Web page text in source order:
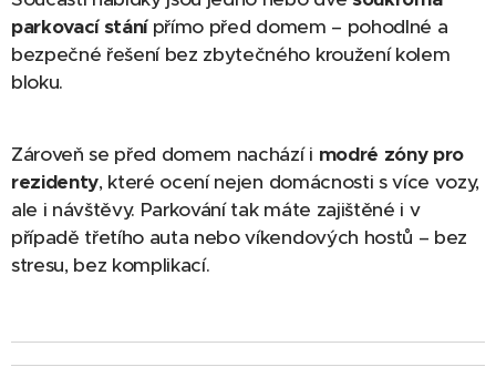
parkovací stánípřímo před domem – pohodlné a
bezpečné řešení bez zbytečného kroužení kolem
bloku.
Zároveň se před domem nachází i modré zóny pro
rezidenty, které ocení nejen domácnosti s více vozy,
ale i návštěvy. Parkování tak máte zajištěné i v
případě třetího auta nebo víkendových hostů – bez
stresu, bez komplikací.